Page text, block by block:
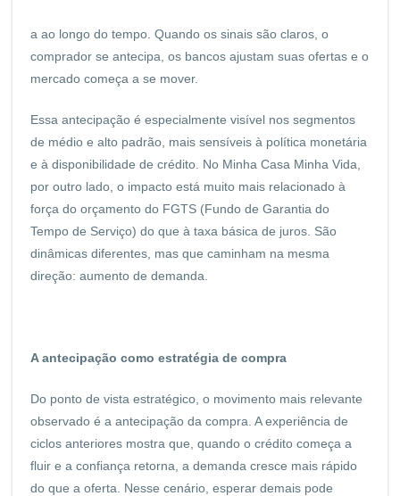
a ao longo do tempo. Quando os sinais são claros, o
comprador se antecipa, os bancos ajustam suas ofertas e o
mercado começa a se mover.
Essa antecipação é especialmente visível nos segmentos
de médio e alto padrão, mais sensíveis à política monetária
e à disponibilidade de crédito. No Minha Casa Minha Vida,
por outro lado, o impacto está muito mais relacionado à
força do orçamento do FGTS (Fundo de Garantia do
Tempo de Serviço) do que à taxa básica de juros. São
dinâmicas diferentes, mas que caminham na mesma
direção: aumento de demanda.
A antecipação como estratégia de compra
Do ponto de vista estratégico, o movimento mais relevante
observado é a antecipação da compra. A experiência de
ciclos anteriores mostra que, quando o crédito começa a
fluir e a confiança retorna, a demanda cresce mais rápido
do que a oferta. Nesse cenário, esperar demais pode